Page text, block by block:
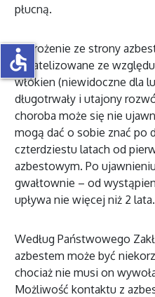
płucną.
Zagrożenie ze strony
bagatelizowane ze
włókien (niewidoczne dla
długotrwały i utajony
choroba może się nie
mogą dać o sobie znać po
czterdziestu latach od
azbestowym. Po
gwałtownie – od
upływa nie więcej niż 2 lata.
Według Państwowego
azbestem może być
chociaż nie musi on
Możliwość kontaktu z
accessible